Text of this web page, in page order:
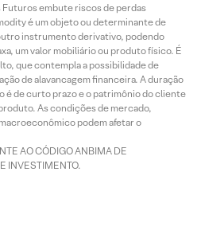
embute riscos de perdas
é um objeto ou determinante de
instrumento derivativo, podendo
um valor mobiliário ou produto físico. É
que contempla a possibilidade de
de alavancagem financeira. A duração
é de curto prazo e o patrimônio do cliente
As condições de mercado,
podem afetar o
AO CÓDIGO ANBIMA DE
INVESTIMENTO.